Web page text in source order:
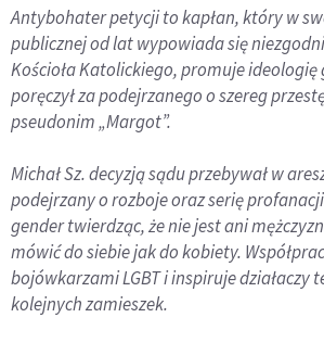
Antybohater petycji to kapłan, który w
publicznej od lat wypowiada się
Kościoła Katolickiego, promuje
poręczył za podejrzanego o szereg
pseudonim „Margot”.
Michał Sz. decyzją sądu przebywał w
podejrzany o rozboje oraz serię
gender twierdząc, że nie jest ani
mówić do siebie jak do kobiety.
bojówkarzami LGBT i inspiruje działaczy
kolejnych zamieszek.